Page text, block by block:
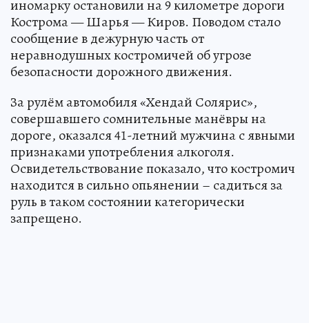
иномарку остановили на 9 километре дороги
Кострома — Шарья — Киров. Поводом стало
сообщение в дежурную часть от
неравнодушных костромичей об угрозе
безопасности дорожного движения.
За рулём автомобиля «Хендай Солярис»,
совершавшего сомнительные манёвры на
дороге, оказался 41-летний мужчина с явными
признаками употребления алкоголя.
Освидетельствование показало, что костромич
находится в сильно опьянении – садиться за
руль в таком состоянии категорически
запрещено.